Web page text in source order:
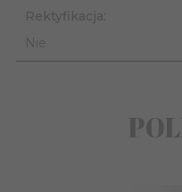
Rektyfikacja:
Nie